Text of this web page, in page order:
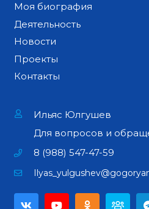
Моя биография
Деятельность
Новости
Проекты
Контакты
Ильяс Юлгушев
Для вопросов и
8 (988) 547-47-59